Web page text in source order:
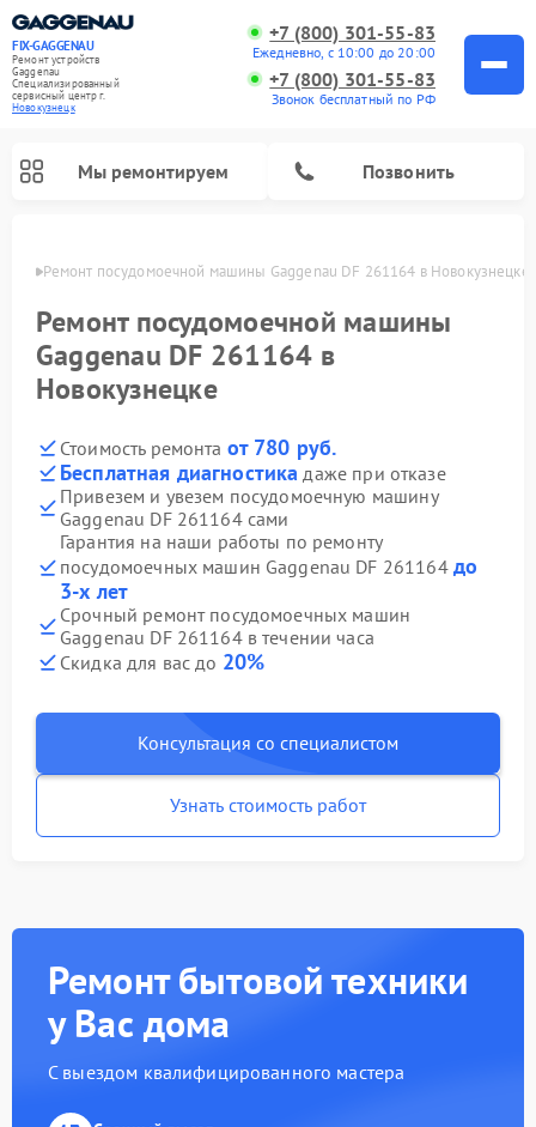
FIX-GAGGENAU
Ремонт устройств
Gaggenau
Специализированный
cервисный центр г.
Новокузнецк
+7 (800) 301-55-83
Ежедневно, с 10:00 до 20:00
+7 (800) 301-55-83
Звонок бесплатный по РФ
Мы ремонтируем Позвонить
Ремонт посудомоечной машины Gaggenau DF 261164 в Новокузнецке
Ремонт посудомоечной машины
Gaggenau DF 261164 в
Новокузнецке
Стоимость ремонта от 780 руб.
Бесплатная диагностика даже при отказе
Привезем и увезем посудомоечную машину
Gaggenau DF 261164 сами
Гарантия на наши работы по ремонту
посудомоечных машин Gaggenau DF 261164 до
3-х лет
Срочный ремонт посудомоечных машин
Gaggenau DF 261164 в течении часа
Скидка для вас до 20%
Консультация со специалистом
Узнать стоимость работ
Ремонт бытовой техники
у Вас дома
С выездом квалифицированного мастера